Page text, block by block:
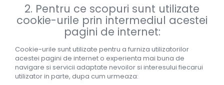
2. Pentru ce scopuri sunt utilizate
cookie-urile prin intermediul acestei
pagini de internet:
Cookie-urile sunt utilizate pentru a furniza utilizatorilor
acestei pagini de internet o experienta mai buna de
navigare si servicii adaptate nevoilor si interesului fiecarui
utilizator in parte, dupa cum urmeaza: